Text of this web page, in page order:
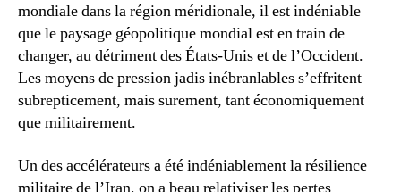
mondiale dans la région méridionale, il est indéniable
que le paysage géopolitique mondial est en train de
changer, au détriment des États-Unis et de l’Occident.
Les moyens de pression jadis inébranlables s’effritent
subrepticement, mais surement, tant économiquement
que militairement.
Un des accélérateurs a été indéniablement la résilience
militaire de l’Iran, on a beau relativiser les pertes